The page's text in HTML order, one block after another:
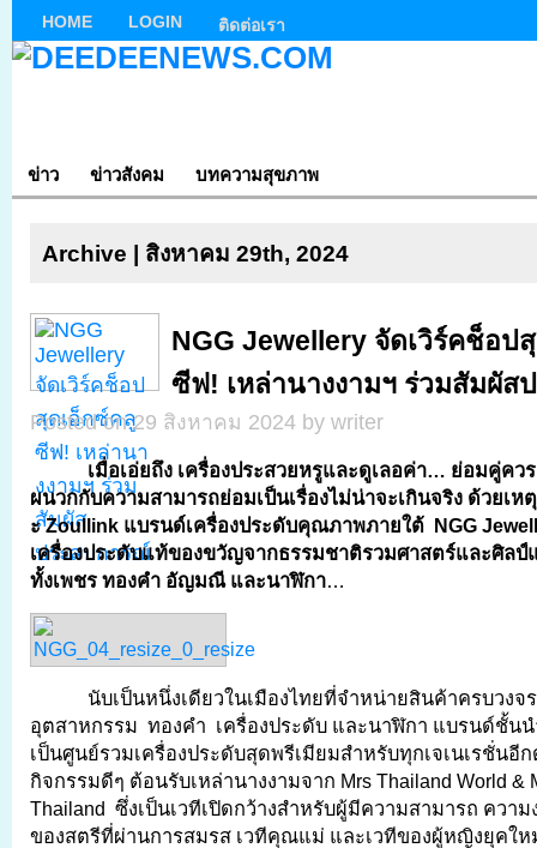
HOME LOGIN ติดต่อเรา
ข่าว ข่าวสังคม บทความสุขภาพ
Archive | สิงหาคม 29th, 2024
NGG Jewellery จัดเวิร์คช็อป
ซีฟ! เหล่านางงามฯ ร่วมสัมผัส
Posted on 29 สิงหาคม 2024 by writer
เมื่อเอ่ยถึง เครื่องประสวยหรูและดูเลอค่า… ย่อมคู่ควร
ผนวกกับความสามารถย่อมเป็นเรื่องไม่น่าจะเกินจริง ด้วยเ
ะ Zoullink แบรนด์เครื่องประดับคุณภาพภายใต้ NGG
เครื่องประดับแท้ของขวัญจากธรรมชาติรวมศาสตร์และศิลป์
ทั้งเพชร ทองคำ อัญมณี และนาฬิกา…
นับเป็นหนึ่งเดียวในเมืองไทยที่จำหน่ายสินค้าครบวงจ
อุตสาหกรรม ทองคำ เครื่องประดับ และนาฬิกา แบรนด์ชั้นน
เป็นศูนย์รวมเครื่องประดับสุดพรีเมียมสำหรับทุกเจเนเรชั่นอี
กิจกรรมดีๆ ต้อนรับเหล่านางงามจาก Mrs Thailand World &
Thailand ซึ่งเป็นเวทีเปิดกว้างสำหรับผู้มีความสามารถ ควา
ของสตรีที่ผ่านการสมรส เวทีคุณแม่ และเวทีของผู้หญิงยุคให